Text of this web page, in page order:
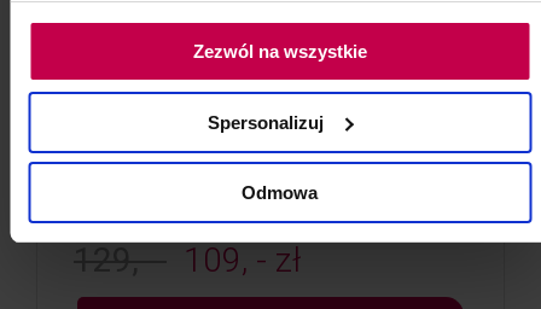
Zezwól na wszystkie
Spersonalizuj
Odmowa
Bioevolution Qline PRO Brown 870 - 5 ml
(ciepły, jasny brąz z czerwienią do
ocieplania)
Poj: ml
109, - zł